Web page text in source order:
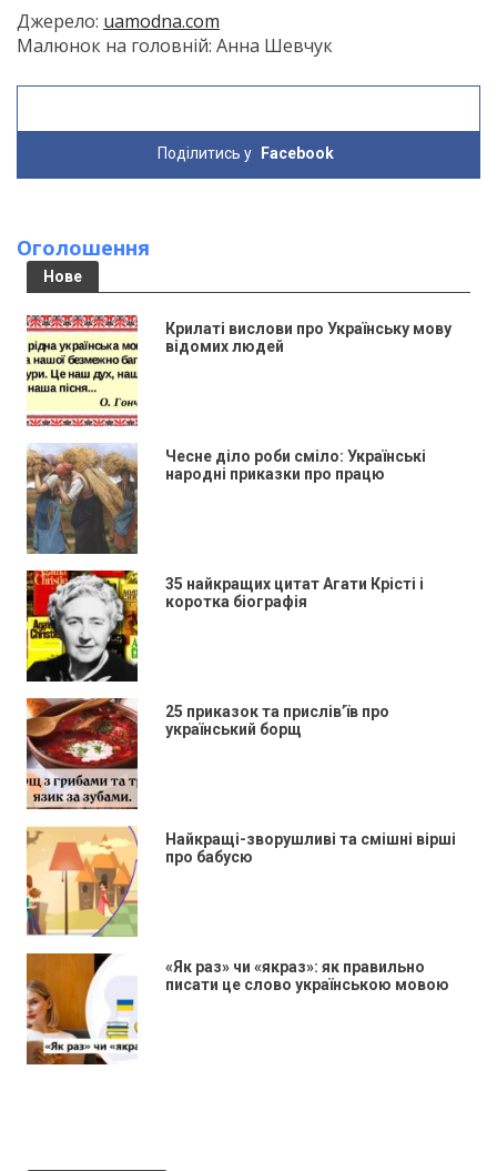
Джерело: uamodna.com
Малюнок на головній: Анна Шевчук
Поділитись у Facebook
Оголошення
Нове
Крилаті вислови про Українську мову
відомих людей
Чесне діло роби сміло: Українські
народні приказки про працю
35 найкращих цитат Агати Крісті і
коротка біографія
25 приказок та прислів’їв про
український борщ
Найкращі-зворушливі та смішні вірші
про бабусю
«Як раз» чи «якраз»: як правильно
писати це слово українською мовою